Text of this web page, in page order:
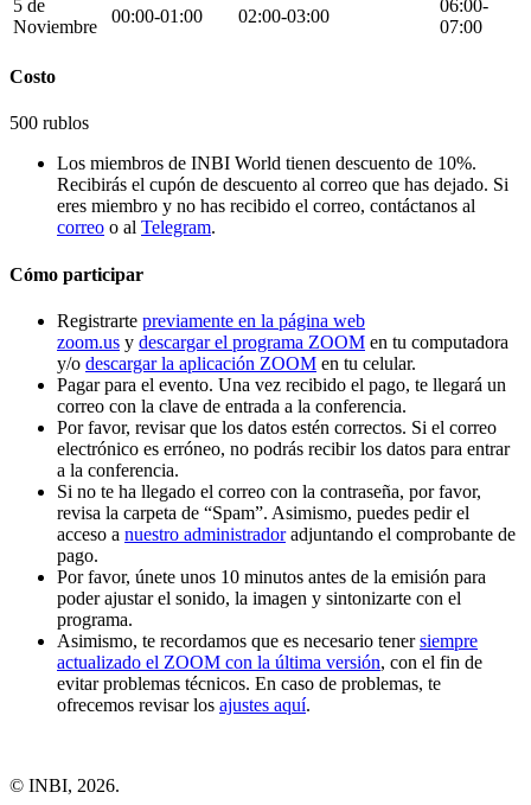
5 de
Noviembre
00:00-01:00 02:00-03:00
06:00-
07:00
Costo
500 rublos
Los miembros de INBI World tienen descuento de 10%.
Recibirás el cupón de descuento al correo que has dejado. Si
eres miembro y no has recibido el correo, contáctanos al
correo o al Telegram.
Cómo participar
Registrarte previamente en la página web
zoom.us y descargar el programa ZOOM en tu computadora
y/o descargar la aplicación ZOOM en tu celular.
Pagar para el evento. Una vez recibido el pago, te llegará un
correo con la clave de entrada a la conferencia.
Por favor, revisar que los datos estén correctos. Si el correo
electrónico es erróneo, no podrás recibir los datos para entrar
a la conferencia.
Si no te ha llegado el correo con la contraseña, por favor,
revisa la carpeta de “Spam”. Asimismo, puedes pedir el
acceso a nuestro administradoradjuntando el comprobante de
pago.
Por favor, únete unos 10 minutos antes de la emisión para
poder ajustar el sonido, la imagen y sintonizarte con el
programa.
Asimismo, te recordamos que es necesario tenersiempre
actualizado el ZOOM con la última versión, con el fin de
evitar problemas técnicos. En caso de problemas, te
ofrecemos revisar los ajustes aquí.
© INBI, 2026.